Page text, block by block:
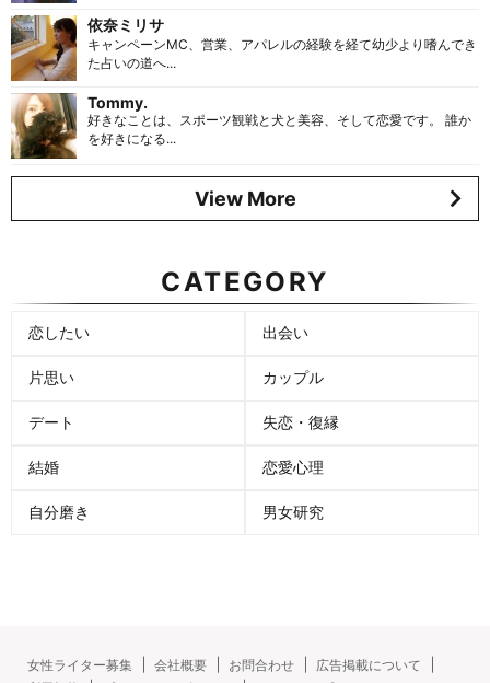
依奈ミリサ
キャンペーンMC、営業、アパレルの経験を経て幼少より嗜んでき
た占いの道へ...
Tommy.
好きなことは、スポーツ観戦と犬と美容、そして恋愛です。 誰か
を好きになる...
View More
CATEGORY
恋したい 出会い
片思い カップル
デート 失恋・復縁
結婚 恋愛心理
自分磨き 男女研究
女性ライター募集 会社概要 お問合わせ
広告掲載について